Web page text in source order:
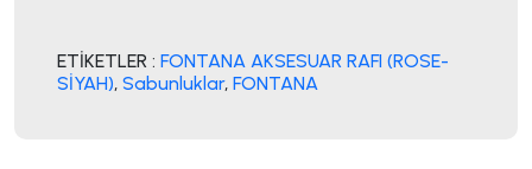
ETİKETLER : FONTANA AKSESUAR RAFI (ROSE-
SİYAH), Sabunluklar, FONTANA